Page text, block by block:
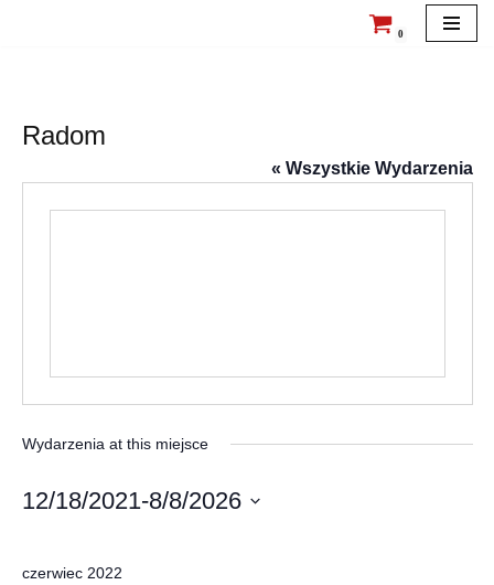
0
Radom
« Wszystkie Wydarzenia
Wydarzenia at this miejsce
12/18/2021-8/8/2026
czerwiec 2022